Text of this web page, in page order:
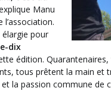
Manu
l’association.
élargie pour
dix
édition.
tous prêtent la main et
et la passion commune de